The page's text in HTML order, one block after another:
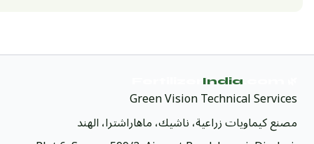
India
Green Vision Technical Services
مصنع كيماويات زراعية، ناشيك، ماهاراشترا، الهند